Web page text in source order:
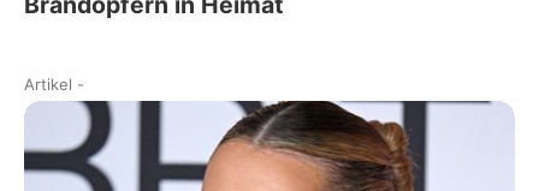
Artikel -